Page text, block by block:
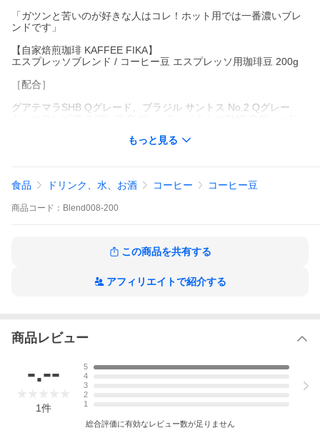
「ガツンと苦いのが好きな人はコレ！ホット用では一番濃いブレ
ンドです」
【自家焙煎珈琲 KAFFEE FIKA】
エスプレッソブレンド / コーヒー豆 エスプレッソ用珈琲豆 200g
［配合］
グアテマラSHB Qグレード、ブラジル サントス No.2 Qグレー
デロンギなどのエスプレッソマシンやマキネッタで使用するのに
カフェで味わうような本格的なエスプレッソをご家庭でもぜひお
コーヒー豆は全てQグレードアラビカを使用。口当たりは苦味が
際立ち、飲んだ後口はスッキリとしてほのかな甘味の余韻が残り
ミルクとの相性も抜群。カフェオレやカプチーノ、キャラメルラ
［焙煎度合］
イタリアンロースト(Italian Roast)
Qグレードアラビカ種 100%
もっと見る
食品 ドリンク、水、お酒 コーヒー コーヒー豆
商品 コード： Blend008-200
この商品を共有する
アフィリエイトで紹介する
商品レビュー
-.--
1件
5
4
3
2
1
総合評価に有効なレビュー数が足りません